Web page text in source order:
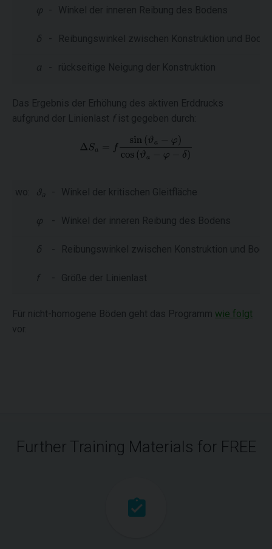
φ - Winkel der inneren Reibung des Bodens
δ - Reibungswinkel zwischen Konstruktion und Boden
α - rückseitige Neigung der Konstruktion
Das Ergebnis der Erhöhung des aktiven Erddrucks
aufgrund der Linienlast fist gegeben durch:
wo: ϑa - Winkel der kritischen Gleitfläche
φ - Winkel der inneren Reibung des Bodens
δ - Reibungswinkel zwischen Konstruktion und
f - Größe der Linienlast
Für nicht-homogene Böden geht das Programm wie folgt
vor.
Further Training Materials for FREE